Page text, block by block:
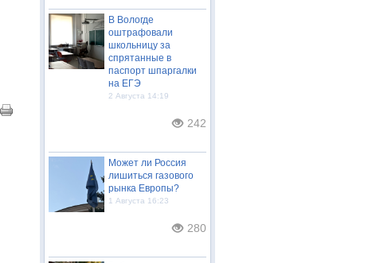
В Вологде
оштрафовали
школьницу за
спрятанные в
паспорт шпаргалки
на ЕГЭ
2 Августа 14:19
242
Может ли Россия
лишиться газового
рынка Европы?
1 Августа 16:23
280